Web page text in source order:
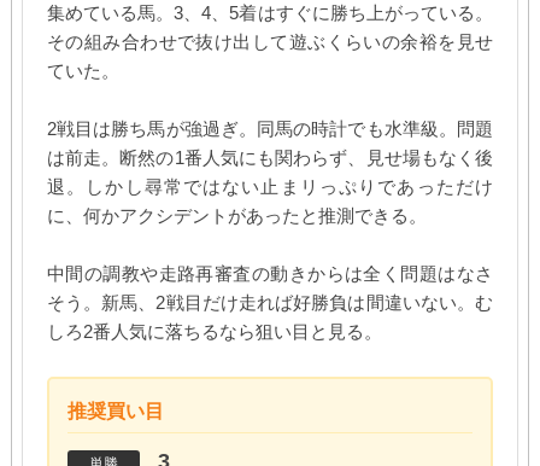
集めている馬。3、4、5着はすぐに勝ち上がっている。
その組み合わせで抜け出して遊ぶくらいの余裕を見せ
ていた。
2戦目は勝ち馬が強過ぎ。同馬の時計でも水準級。問題
は前走。断然の1番人気にも関わらず、見せ場もなく後
退。しかし尋常ではない止まリっぷりであっただけ
に、何かアクシデントがあったと推測できる。
中間の調教や走路再審査の動きからは全く問題はなさ
そう。新馬、2戦目だけ走れば好勝負は間違いない。む
しろ2番人気に落ちるなら狙い目と見る。
推奨買い目
3